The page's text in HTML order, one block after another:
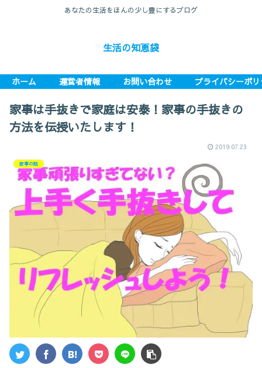
あなたの生活をほんの少し豊にするブログ
生活の知恵袋
ホーム 運営者情報 お問い合わせ プライバシーポ
家事は手抜きで家庭は安泰！家事の手抜きの
方法を伝授いたします！
2019.07.23
家事の話